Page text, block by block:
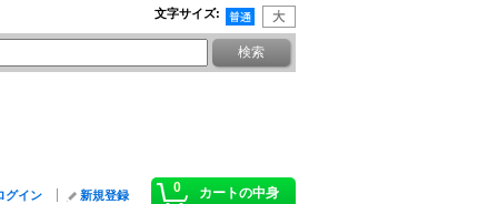
文字サイズ:
0 カートの中身
グイン 新規登録